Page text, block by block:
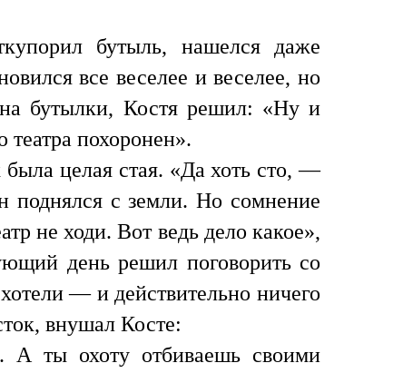
бутыль, нашелся даже
все веселее и веселее, но
бутылки, Костя решил: «Ну и
похоронен».
целая стая. «Да хоть сто, —
с земли. Но сомнение
не ходи. Вот ведь дело какое»,
день решил поговорить со
— и действительно ничего
внушал Косте:
ты охоту отбиваешь своими